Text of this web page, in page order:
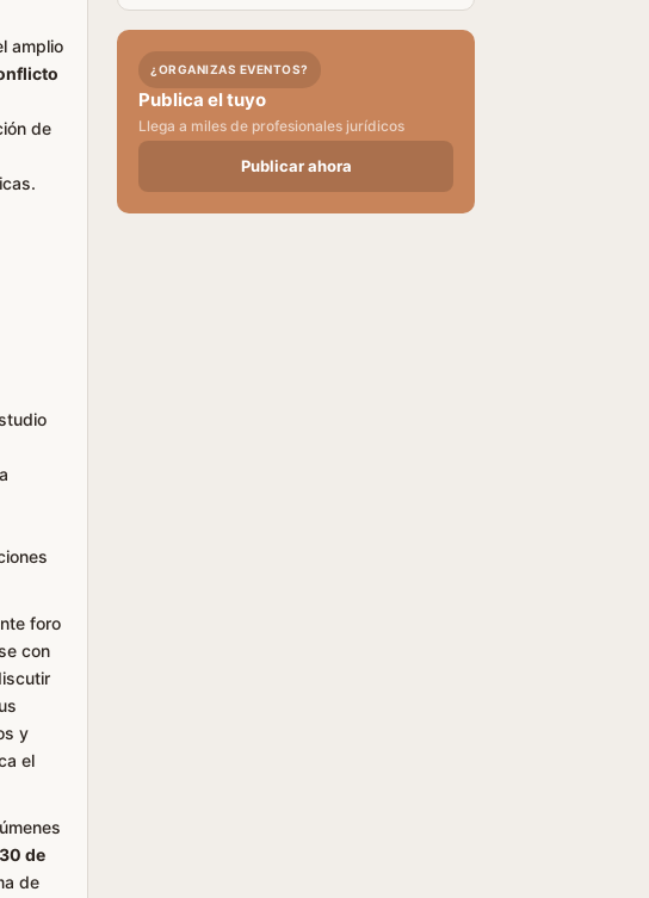
amplio
de
foro
con
y
el
de
de
¿ORGANIZAS EVENTOS?
Publica el tuyo
Llega a miles de profesionales jurídicos
Publicar ahora